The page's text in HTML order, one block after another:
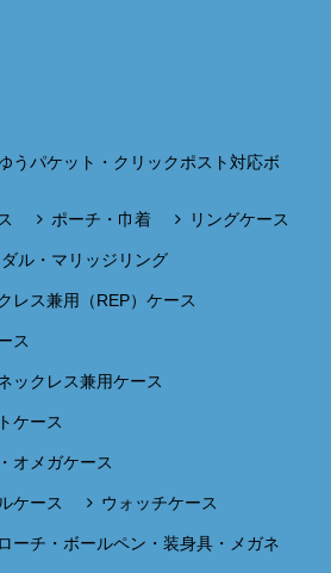
うパケット・クリックポスト対応ボ
ポーチ・巾着 リングケース
ル・マリッジリング
レス兼用（REP）ケース
ス
ックレス兼用ケース
ケース
オメガケース
ケース ウォッチケース
ーチ・ボールペン・装身具・メガネ